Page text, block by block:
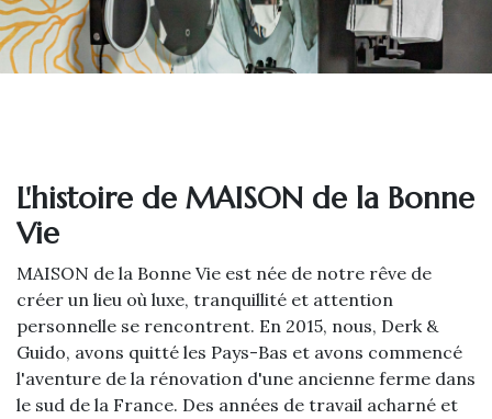
L'histoire de MAISON de la Bonne
Vie
MAISON de la Bonne Vie est née de notre rêve de
créer un lieu où luxe, tranquillité et attention
personnelle se rencontrent. En 2015, nous, Derk &
Guido, avons quitté les Pays-Bas et avons commencé
l'aventure de la rénovation d'une ancienne ferme dans
le sud de la France. Des années de travail acharné et